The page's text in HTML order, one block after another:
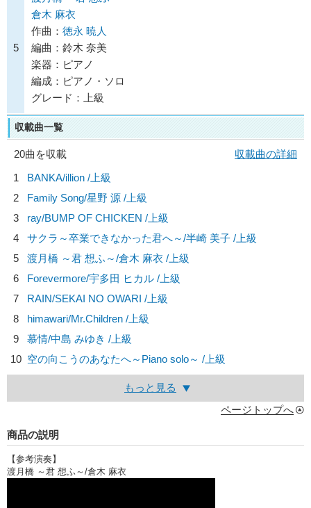
5
倉木 麻衣
作曲： 徳永 暁人
編曲：鈴木 奈美
楽器：ピアノ
編成：ピアノ・ソロ
グレード：上級
収載曲一覧
20曲を収載
収載曲の詳細
1
BANKA/illion /上級
2
Family Song/星野 源 /上級
3
ray/BUMP OF CHICKEN /上級
4
サクラ～卒業できなかった君へ～/半崎 美子 /上級
5
渡月橋 ～君 想ふ～/倉木 麻衣 /上級
6
Forevermore/宇多田 ヒカル /上級
7
RAIN/SEKAI NO OWARI /上級
8
himawari/Mr.Children /上級
9
慕情/中島 みゆき /上級
10 空の向こうのあなたへ～Piano solo～ /上級
もっと見る
ページトップへ
商品の説明